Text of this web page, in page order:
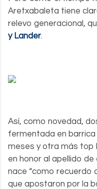
Aretxabaleta tiene
relevo generacional,
y Lander.
Así, como novedad,
fermentada en
meses y otra más top
en honor al apellido
nace “como recuerdo
que apostaron por la